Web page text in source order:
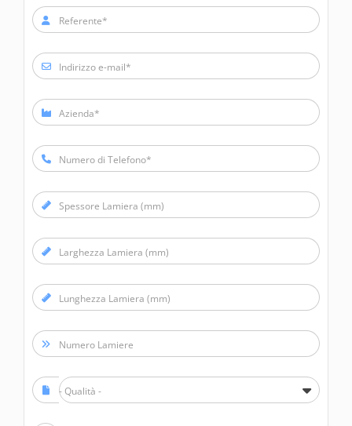
Referente*
Indirizzo e-mail*
Azienda*
Numero di Telefono*
Spessore Lamiera (mm)
Larghezza Lamiera (mm)
Lunghezza Lamiera (mm)
Numero Lamiere
- Qualità -